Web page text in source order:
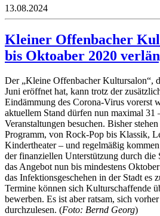
13.08.2024
Kleiner Offenbacher
bis Oktoaber 2020
Der „Kleine Offenbacher Kultursalon“,
Juni eröffnet hat, kann trotz der
Eindämmung des Corona-Virus vorerst
aktuellem Stand dürfen nun maximal 31
Veranstaltungen besuchen. Bisher
Programm, von Rock-Pop bis Klassik,
Kindertheater – und regelmäßig
der finanziellen Unterstützung durch
das Angebot nun bis mindestens
das Infektionsgeschehen in der Stadt es
Termine können sich Kulturschaffende
bewerben. Es ist aber ratsam, sich
durchzulesen. (Foto: Bernd Georg)